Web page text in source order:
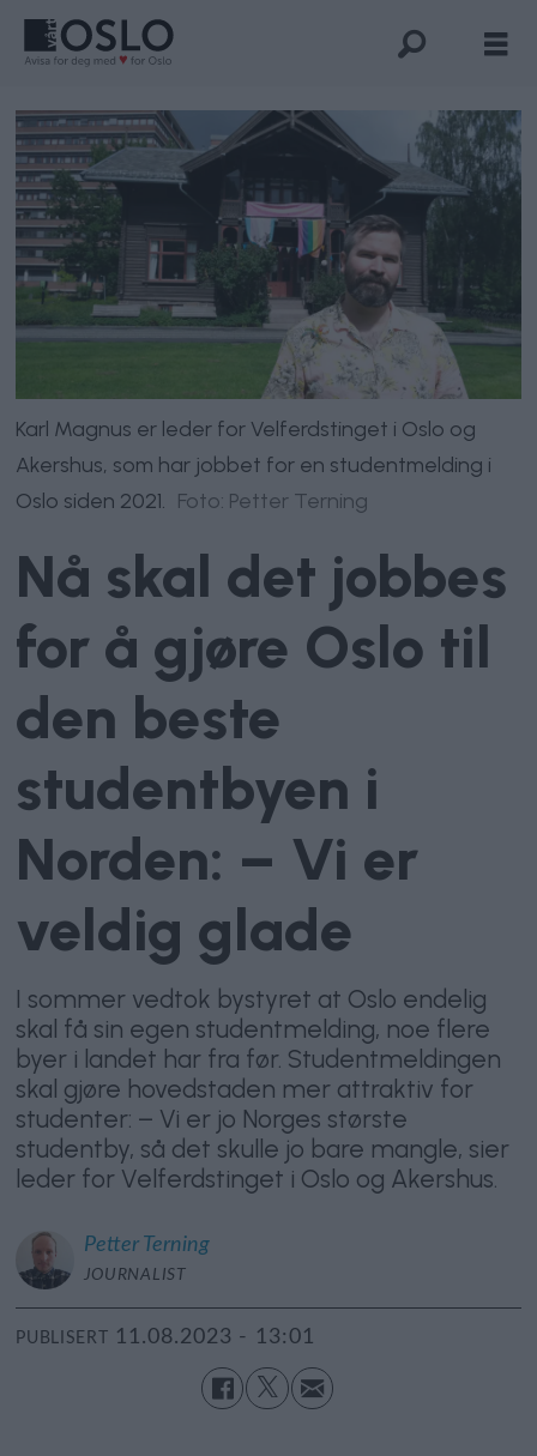
Karl Magnus er leder for Velferdstinget i Oslo og
Akershus, som har jobbet for en studentmelding i
Oslo siden 2021.
Foto: Petter Terning
Nå skal det jobbes
for å gjøre Oslo til
den beste
studentbyen i
Norden: – Vi er
veldig glade
I sommer vedtok bystyret at Oslo endelig
skal få sin egen studentmelding, noe flere
byer i landet har fra før. Studentmeldingen
skal gjøre hovedstaden mer attraktiv for
studenter: – Vi er jo Norges største
studentby, så det skulle jo bare mangle, sier
leder for Velferdstinget i Oslo og Akershus.
Petter Terning
JOURNALIST
PUBLISERT 11.08.2023 - 13:01